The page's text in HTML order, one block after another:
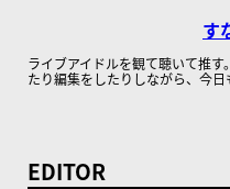
す
ライブアイドルを観て聴いて推
たり編集をしたりしながら、今日
EDITOR